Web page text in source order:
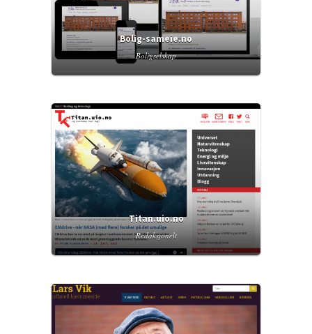
Bolig-sameie.no
Boligselskap
Titan.uio.no
Redaksjonelt